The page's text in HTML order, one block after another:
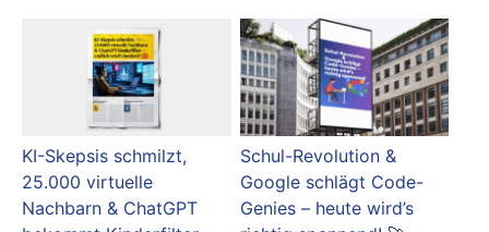
KI-Skepsis schmilzt,
25.000 virtuelle
Nachbarn & ChatGPT
Schul-Revolution &
Google schlägt Code-
Genies – heute wird’s